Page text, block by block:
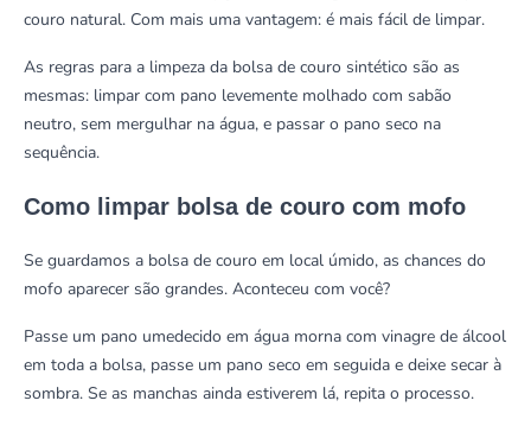
couro natural. Com mais uma vantagem: é mais fácil de limpar.
As regras para a limpeza da bolsa de couro sintético são as
mesmas: limpar com pano levemente molhado com sabão
neutro, sem mergulhar na água, e passar o pano seco na
sequência.
Como limpar bolsa de couro com mofo
Se guardamos a bolsa de couro em local úmido, as chances do
mofo aparecer são grandes. Aconteceu com você?
Passe um pano umedecido em água morna com vinagre de álcool
em toda a bolsa, passe um pano seco em seguida e deixe secar à
sombra. Se as manchas ainda estiverem lá, repita o processo.